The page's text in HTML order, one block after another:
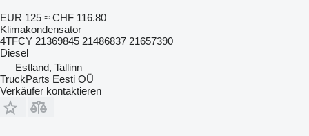
EUR 125 ≈ CHF 116.80
Klimakondensator
4TFCY 21369845 21486837 21657390
Diesel
Estland, Tallinn
TruckParts Eesti OÜ
Verkäufer kontaktieren